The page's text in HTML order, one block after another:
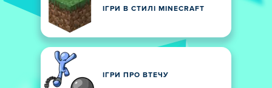
ІГРИ В СТИЛІ MINECRAFT
ІГРИ ПРО ВТЕЧУ